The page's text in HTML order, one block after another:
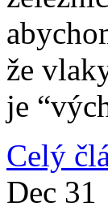
že
je
Celý
Dec 31